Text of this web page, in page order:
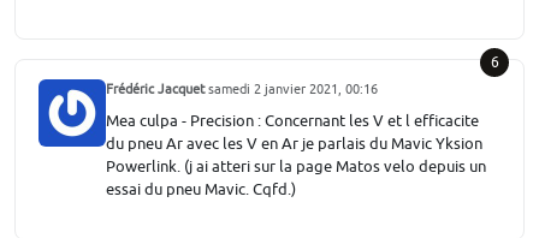
6
Frédéric Jacquetsamedi 2 janvier 2021, 00:16
Mea culpa - Precision : Concernant les V et l efficacite
du pneu Ar avec les V en Ar je parlais du Mavic Yksion
Powerlink. (j ai atteri sur la page Matos velo depuis un
essai du pneu Mavic. Cqfd.)